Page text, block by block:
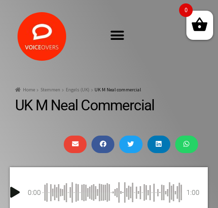
Home Stemmen Engels (UK) UK M Neal commercial
UK M Neal Commercial
0:00 1:00
0